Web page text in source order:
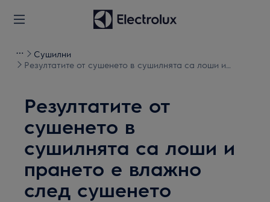
Сушилни
Резултатите от сушенето в сушилнята са лоши и
Резултатите от
сушенето в
сушилнята са лоши и
прането е влажно
след сушенето